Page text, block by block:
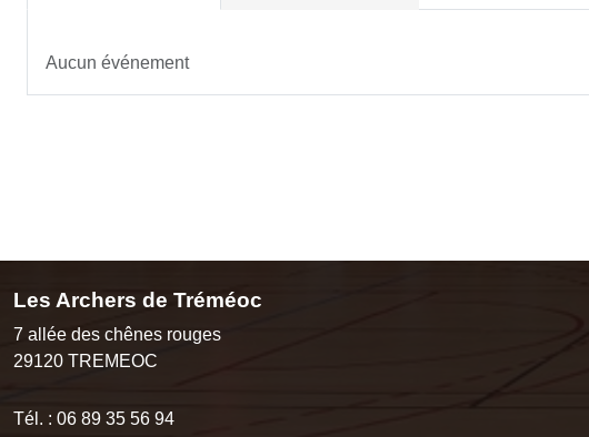
Aucun événement
Les Archers de Tréméoc
7 allée des chênes rouges
29120 TREMEOC
Tél. : 06 89 35 56 94